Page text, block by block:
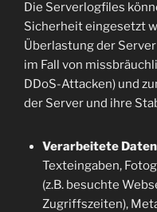
Die Serverlogfiles
Sicherheit eingesetzt
Überlastung der
im Fall von
DDoS-Attacken) und
der Server und ihre
Verarbeitete
Texteingaben,
(z.B. besuchte
Zugriffszeiten),